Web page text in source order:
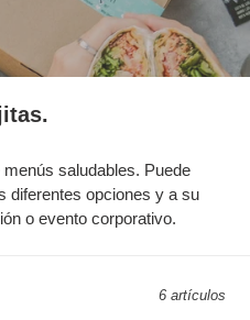
saludables. Puede
diferentes opciones y a su
o evento corporativo.
6 artículos